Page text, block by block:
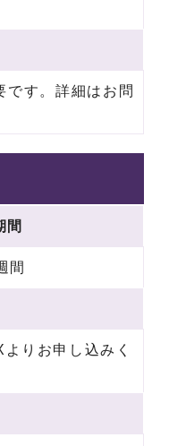
です。詳細はお問
間
間
りお申し込みく